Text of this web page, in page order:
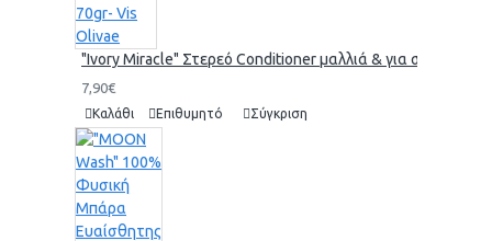
"Ivory Miracle" Στερεό Conditioner μαλλιά & για σώμα
7,90€
Καλάθι Επιθυμητό Σύγκριση